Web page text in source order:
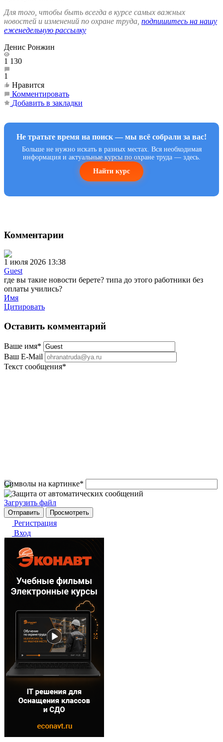
Для того, чтобы быть всегда в курсе самых важных
новостей и изменений по охране труда, подпишитесь на нашу
еженедельную рассылку
Денис Ронжин
1 130
1
Нравится
Комментировать
Добавить в закладки
Не тратьте время на поиск — мы всё собрали за вас!
Больше не нужно искать в разных местах. Вся необходимая
информация и актуальные курсы по охране труда — здесь.
Найти курс
Комментарии
1 июля 2026 13:38
Guest
где вы такие новости берете? типа до этого работники без
оплаты учились?
Имя
Цитировать
Оставить комментарий
Ваше имя*
Ваш E-Mail
Текст сообщения*
Символы на картинке*
Загрузить файл
Регистрация
Вход